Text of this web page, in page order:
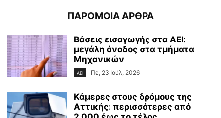
ΠΑΡΟΜΟΙΑ ΑΡΘΡΑ
Βάσεις εισαγωγής στα ΑΕΙ:
μεγάλη άνοδος στα τμήματα
Μηχανικών
ΑΕΙ Πε, 23 Ιούλ, 2026
Κάμερες στους δρόμους της
Αττικής: περισσότερες από